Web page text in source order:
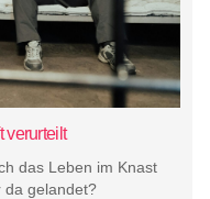
verurteilt
das Leben im Knast
da gelandet?